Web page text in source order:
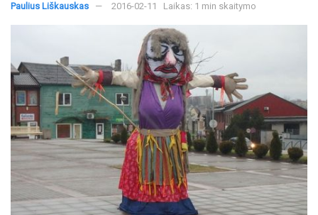
Paulius Liškauskas 2016-02-11 Laikas: 1 min skaitymo